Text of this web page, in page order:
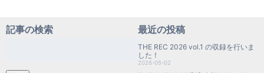
記事の検索 最近の投稿
THE REC 2026 vol.1 の収録を行いま
した！
2026-05-02